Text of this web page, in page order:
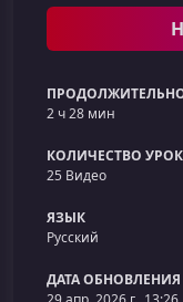
2 ч 28 мин
КОЛИЧЕСТВО
25 Видео
ЯЗЫК
Русский
ДАТА ОБНОВЛЕНИЯ